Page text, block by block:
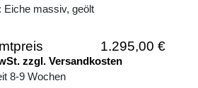
Eiche massiv, geölt
1.295,00 €
zzgl. Versandkosten
8-9 Wochen